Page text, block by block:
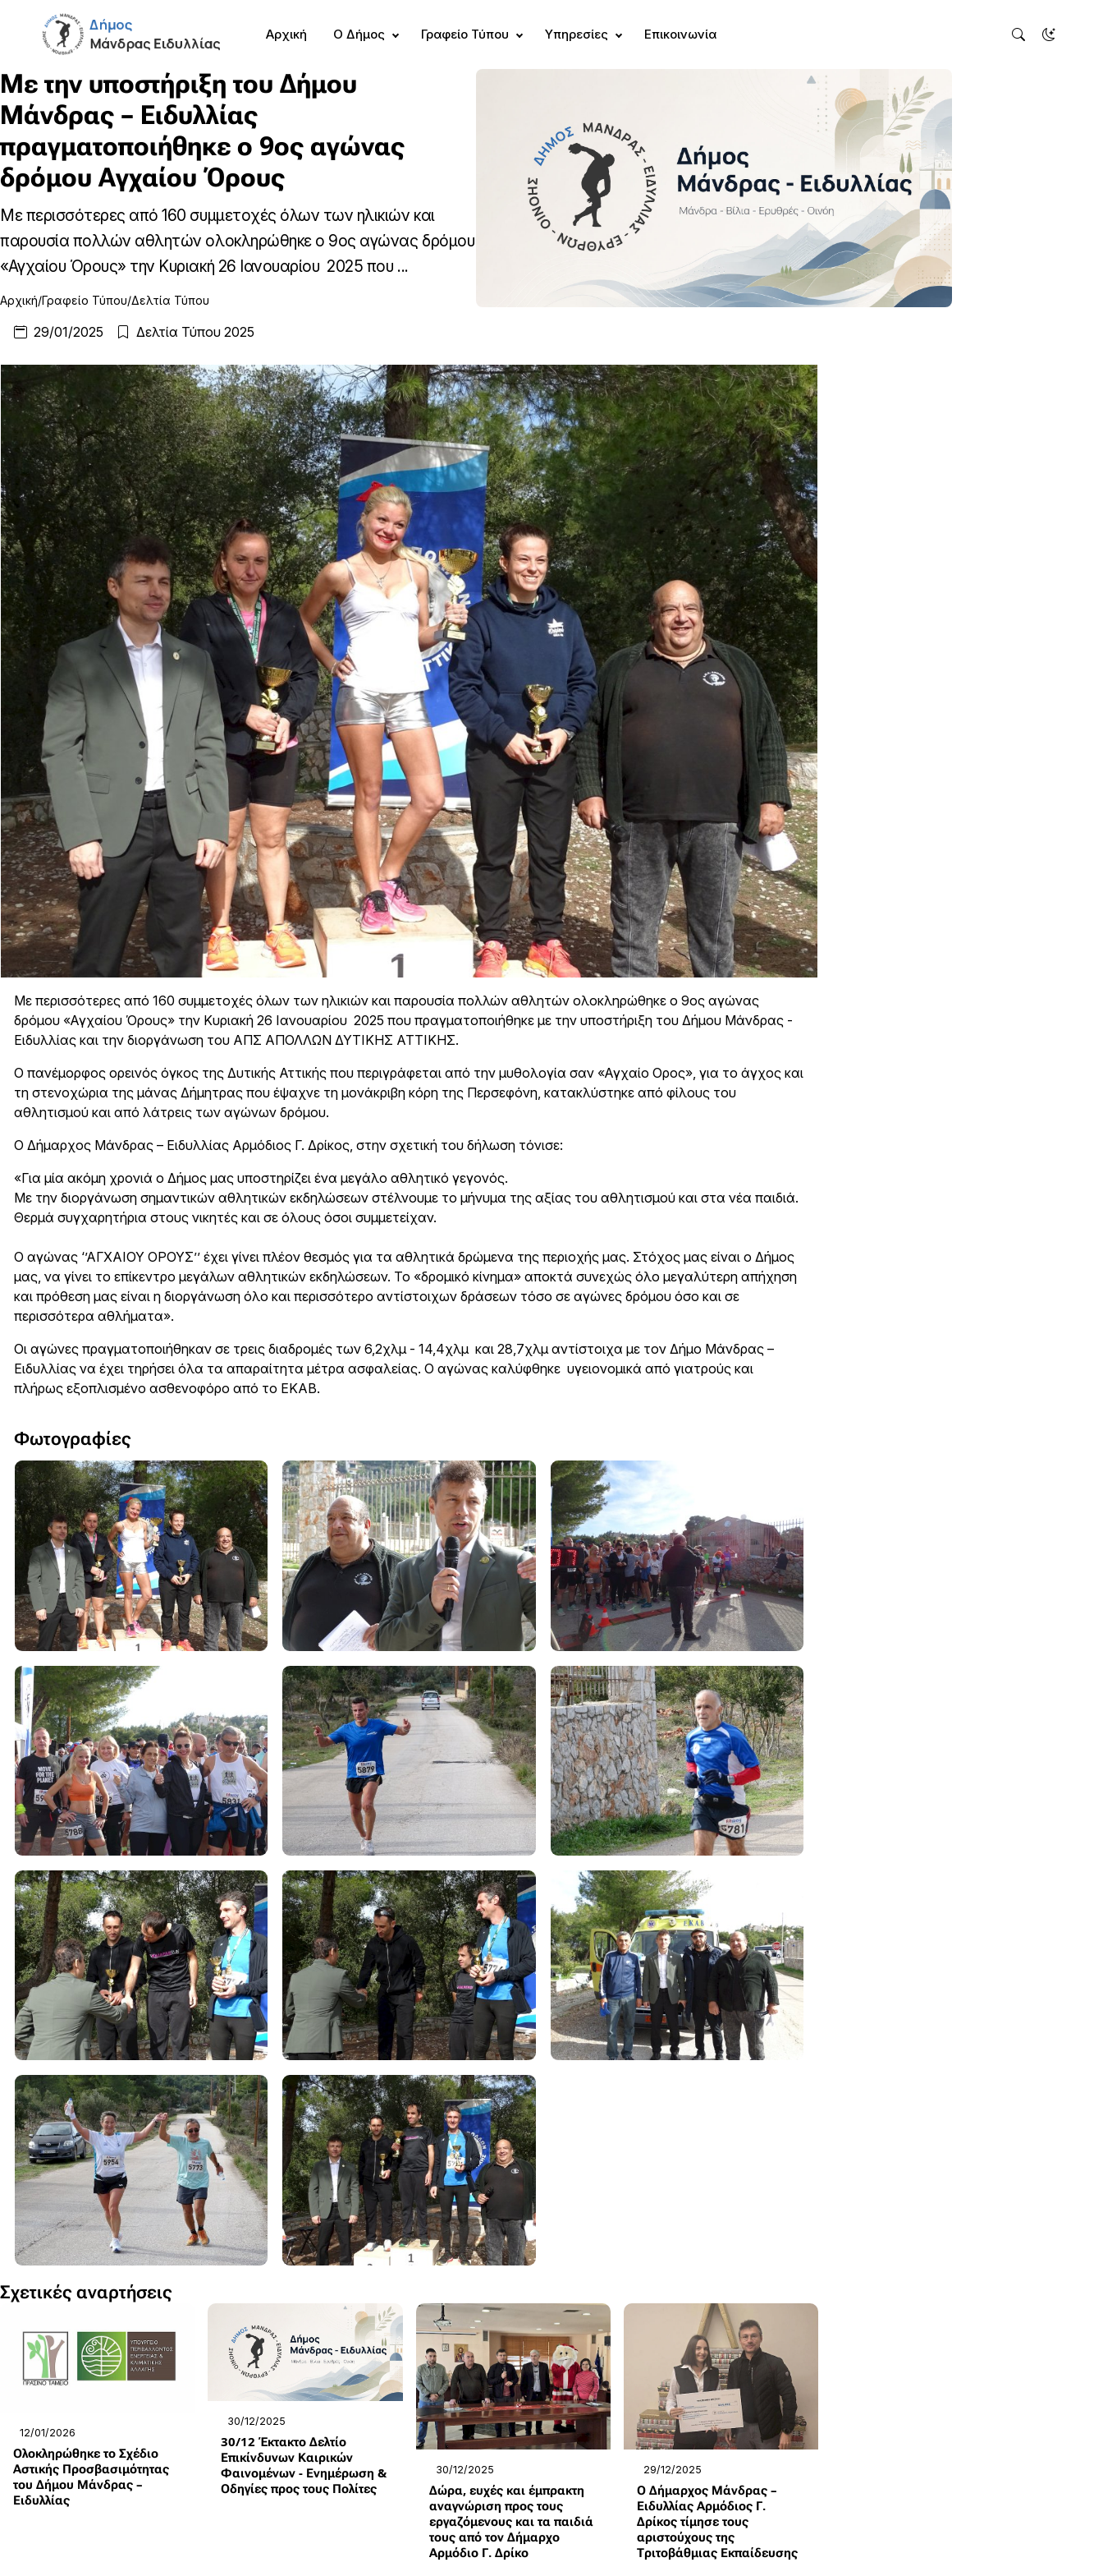
Αρχική Ο Δήμος Γραφείο Τύπου Υπηρεσίες Επικοινωνία
Με την υποστήριξη του Δήμου
Μάνδρας – Ειδυλλίας
πραγματοποιήθηκε ο 9ος αγώνας
δρόμου Αγχαίου Όρους
Με περισσότερες από 160 συμμετοχές όλων των ηλικιών και
παρουσία πολλών αθλητών ολοκληρώθηκε ο 9ος αγώνας δρόμου
«Αγχαίου Όρους» την Κυριακή 26 Ιανουαρίου 2025 που ...
Αρχική Γραφείο Τύπου Δελτία Τύπου
29/01/2025 Δελτία Τύπου 2025
Με περισσότερες από 160 συμμετοχές όλων των ηλικιών και παρουσία πολλών αθλητών ολοκληρώθηκε ο 9ος αγώνας
δρόμου «Αγχαίου Όρους» την Κυριακή 26 Ιανουαρίου 2025 που πραγματοποιήθηκε με την υποστήριξη του Δήμου Μάνδρας -
Ειδυλλίας και την διοργάνωση του ΑΠΣ ΑΠΟΛΛΩΝ ΔΥΤΙΚΗΣ ΑΤΤΙΚΗΣ.
Ο πανέμορφος ορεινός όγκος της Δυτικής Αττικής που περιγράφεται από την μυθολογία σαν «Αγχαίο Ορος», για το άγχος και
τη στενοχώρια της μάνας Δήμητρας που έψαχνε τη μονάκριβη κόρη της Περσεφόνη, κατακλύστηκε από φίλους του
αθλητισμού και από λάτρεις των αγώνων δρόμου.
Ο Δήμαρχος Μάνδρας – Ειδυλλίας Αρμόδιος Γ. Δρίκος, στην σχετική του δήλωση τόνισε:
«Για μία ακόμη χρονιά ο Δήμος μας υποστηρίζει ένα μεγάλο αθλητικό γεγονός.
Με την διοργάνωση σημαντικών αθλητικών εκδηλώσεων στέλνουμε το μήνυμα της αξίας του αθλητισμού και στα νέα παιδιά.
Θερμά συγχαρητήρια στους νικητές και σε όλους όσοι συμμετείχαν.
Ο αγώνας ‘’ΑΓΧΑΙΟΥ ΟΡΟΥΣ’’ έχει γίνει πλέον θεσμός για τα αθλητικά δρώμενα της περιοχής μας. Στόχος μας είναι ο Δήμος
μας, να γίνει το επίκεντρο μεγάλων αθλητικών εκδηλώσεων. Το «δρομικό κίνημα» αποκτά συνεχώς όλο μεγαλύτερη απήχηση
και πρόθεση μας είναι η διοργάνωση όλο και περισσότερο αντίστοιχων δράσεων τόσο σε αγώνες δρόμου όσο και σε
περισσότερα αθλήματα».
Οι αγώνες πραγματοποιήθηκαν σε τρεις διαδρομές των 6,2χλμ - 14,4χλμ και 28,7χλμ αντίστοιχα με τον Δήμο Μάνδρας –
Ειδυλλίας να έχει τηρήσει όλα τα απαραίτητα μέτρα ασφαλείας. Ο αγώνας καλύφθηκε υγειονομικά από γιατρούς και
πλήρως εξοπλισμένο ασθενοφόρο από το ΕΚΑΒ.
Φωτογραφίες
Σχετικές αναρτήσεις
12/01/2026
Ολοκληρώθηκε το Σχέδιο
Αστικής Προσβασιμότητας
του Δήμου Μάνδρας –
Ειδυλλίας
30/12/2025
30/12 Έκτακτο Δελτίο
Επικίνδυνων Καιρικών
Φαινομένων - Ενημέρωση &
Οδηγίες προς τους Πολίτες
30/12/2025
Δώρα, ευχές και έμπρακτη
αναγνώριση προς τους
εργαζόμενους και τα παιδιά
τους από τον Δήμαρχο
Αρμόδιο Γ. Δρίκο
29/12/2025
Ο Δήμαρχος Μάνδρας –
Ειδυλλίας Αρμόδιος Γ.
Δρίκος τίμησε τους
αριστούχους της
Τριτοβάθμιας Εκπαίδευσης